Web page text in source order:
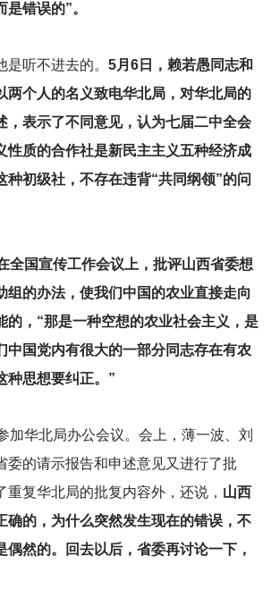
错误的”。
听不进去的。 5月6日，赖若愚同志和
两个人的名义致电华北局，对华北局的
，表示了不同意见，认为七届二中全会
性质的合作社是新民主主义五种经济成
种初级社，不存在违背“共同纲领”的问
全国宣传工作会议上，批评山西省委想
组的办法，使我们中国的农业直接走向
的，“那是一种空想的农业社会主义，是
中国党内有很大的一部分同志存在有农
种思想要纠正。”
加华北局办公会议。会上，薄一波、刘
委的请示报告和申述意见又进行了批
重复华北局的批复内容外，还说， 山西
确的，为什么突然发生现在的错误，不
偶然的。回去以后，省委再讨论一下，